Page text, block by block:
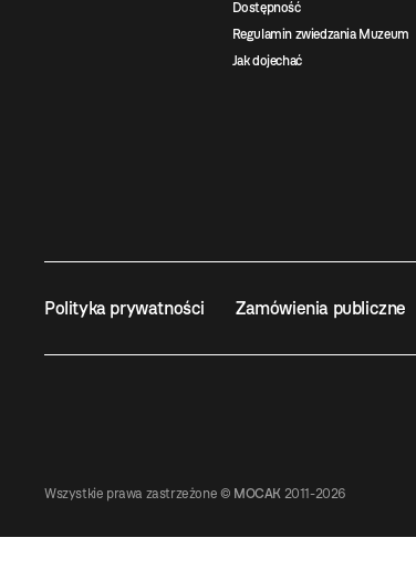
Dostępność
Regulamin zwiedzania Muzeum
Jak dojechać
Polityka prywatności Zamówienia publiczne
Wszystkie prawa zastrzeżone © MOCAK 2011-2026